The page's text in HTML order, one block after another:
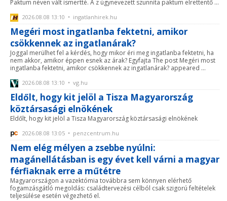
Paktum néven vált ismertté. A z úgynevezett szunnita paktum elrettentő ...
2026.08.08 13:10 • ingatlanhirek.hu
Megéri most ingatlanba fektetni, amikor
csökkennek az ingatlanárak?
Joggal merülhet fel a kérdés, hogy mikor éri meg ingatlanba fektetni, ha
nem akkor, amikor éppen esnek az árak? Egyfajta The post Megéri most
ingatlanba fektetni, amikor csökkennek az ingatlanárak? appeared ...
2026.08.08 13:10 • vg.hu
Eldőlt, hogy kit jelöl a Tisza Magyarország
köztársasági elnökének
Eldőlt, hogy kit jelöl a Tisza Magyarország köztársasági elnökének
2026.08.08 13:05 • penzcentrum.hu
Nem elég mélyen a zsebbe nyúlni:
magánellátásban is egy évet kell várni a magyar
férfiaknak erre a műtétre
Magyarországon a vazektómia továbbra sem könnyen elérhető
fogamzásgátló megoldás: családtervezési célból csak szigorú feltételek
teljesülése esetén végezhető el.